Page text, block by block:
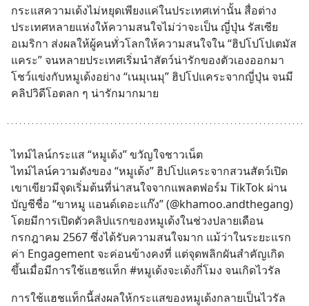
#บ้านล้นตลาด #เศรษฐกิจไทย
#EICAround #SCBThailand
สามารถดูคลิปท
กระแสความเด้งไม่หยุดเพียงแค่ในประเทศเท่านั้น สื่อต่าง
ประเทศหลายแห่งให้ความสนใจไม่ว่าจะเป็น ญี่ปุ่น รัสเซีย
อเมริกา ส่งผลให้ผู้คนทั่วโลกให้ความสนใจใน “ฮิปโปโปเตมัส
แคระ” จนหลายประเทศเริ่มนำสัตว์น่ารักของตัวเองออกมา
โชว์แข่งกับหมูเด้งอย่าง “เนมุเนมุ” ฮิปโปแคระจากญี่ปุ่น จนมี
คลิปวิดีโอตลก ๆ น่ารักมากมาย
ไทม์ไลน์กระแส “หมูเด้ง” ขวัญใจชาวเน็ต
ไทม์ไลน์ความดังของ “หมูเด้ง” ฮิปโปแคระจากสวนสัตว์เปิด
เขาเขียวมีจุดเริ่มต้นที่น่าสนใจจากแพลตฟอร์ม TikTok ผ่าน
บัญชีชื่อ “ขาหมู แอนด์เดอะแก๊ง” (@khamoo.andthegang)
โดยมีการเปิดตัวคลิปแรกของหมูเด้งในช่วงปลายเดือน
กรกฎาคม 2567 ซึ่งได้รับความสนใจมาก แม้ว่าในระยะแรก
ค่า Engagement จะค่อนข้างคงที่ แต่จุดพลิกผันสำคัญเกิด
ขึ้นเมื่อมีการใช้แฮชแท็ก #หมูเด้งจะเด้งกี่โมง จนเกิดไวรัล
การใช้แฮชแท็กนี้ส่งผลให้กระแสของหมูเด้งกลายเป็นไวรัล